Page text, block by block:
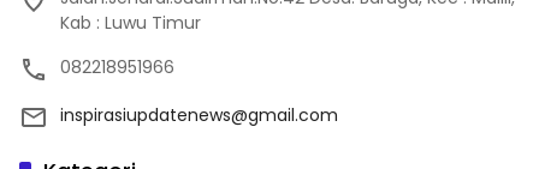
Kab : Luwu Timur
082218951966
inspirasiupdatenews@gmail.com